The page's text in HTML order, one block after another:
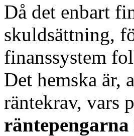
Då det enbart
skuldsättning,
finanssystem
Det hemska är,
räntekrav, vars
räntepengarna